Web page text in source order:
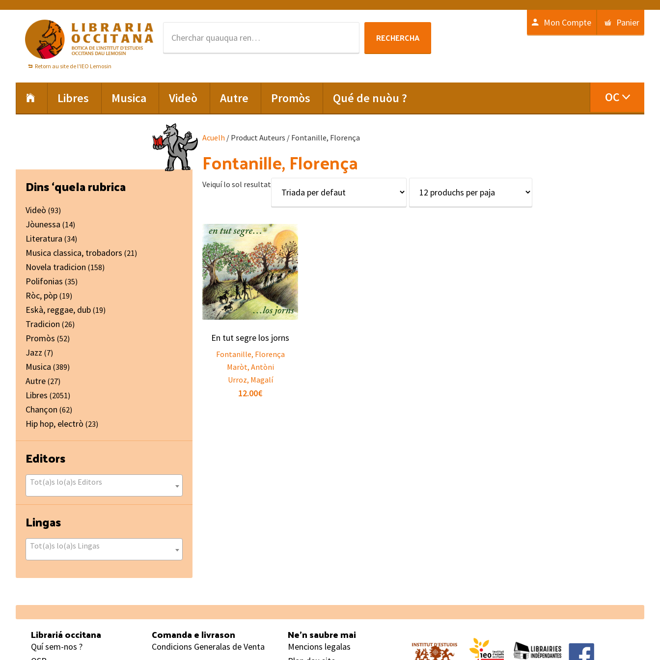
primary
navigation
content
Retorn au site de l'IEO Lemosin
:
RECHERCHA
Mon Compte Panier
Libres Musica Videò Autre Promòs Qué de nuòu ? OC
Acuelh / Product Auteurs / Fontanille, Florença
Fontanille, Florença
Veiquí lo sol resultat
En tut segre los jorns
Fontanille, Florença
Maròt, Antòni
Urroz, Magalí
12.00€
Primary
Sidebar
Dins ‘quela rubrica
Videò (93)
Jòunessa (14)
Literatura (34)
Musica classica, trobadors (21)
Novela tradicion (158)
Polifonias (35)
Ròc, pòp (19)
Eskà, reggae, dub (19)
Tradicion (26)
Promòs (52)
Jazz (7)
Musica (389)
Autre (27)
Libres (2051)
Chançon (62)
Hip hop, electrò (23)
Editors
Tot(a)s lo(a)s Editors
Lingas
Tot(a)s lo(a)s Lingas
Footer
Librariá occitana
Quí sem-nos ?
Comanda e livrason
Condicions Generalas de Venta
Ne’n saubre mai
Mencions legalas